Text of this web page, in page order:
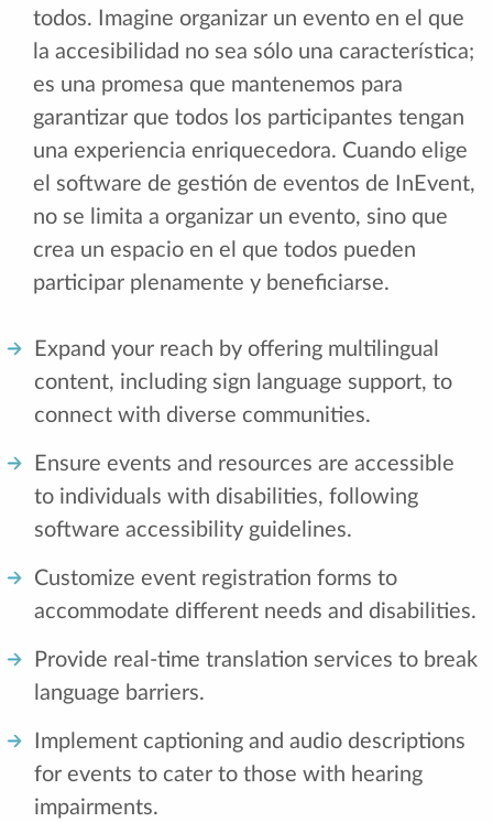
todos. Imagine organizar un evento en el que
la accesibilidad no sea sólo una característica;
es una promesa que mantenemos para
garantizar que todos los participantes tengan
una experiencia enriquecedora. Cuando elige
el software de gestión de eventos de InEvent,
no se limita a organizar un evento, sino que
crea un espacio en el que todos pueden
participar plenamente y beneficiarse.
Expand your reach by offering multilingual
content, including sign language support, to
connect with diverse communities.
Ensure events and resources are accessible
to individuals with disabilities, following
software accessibility guidelines.
Customize event registration forms to
accommodate different needs and disabilities.
Provide real-time translation services to break
language barriers.
Implement captioning and audio descriptions
for events to cater to those with hearing
impairments.